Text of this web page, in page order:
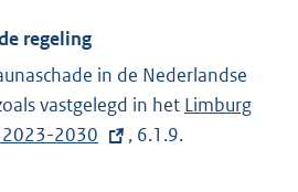
i
n
regeling
in de Nederlandse
vastgelegd in het E
Limburg
2030
, 6.1.9.